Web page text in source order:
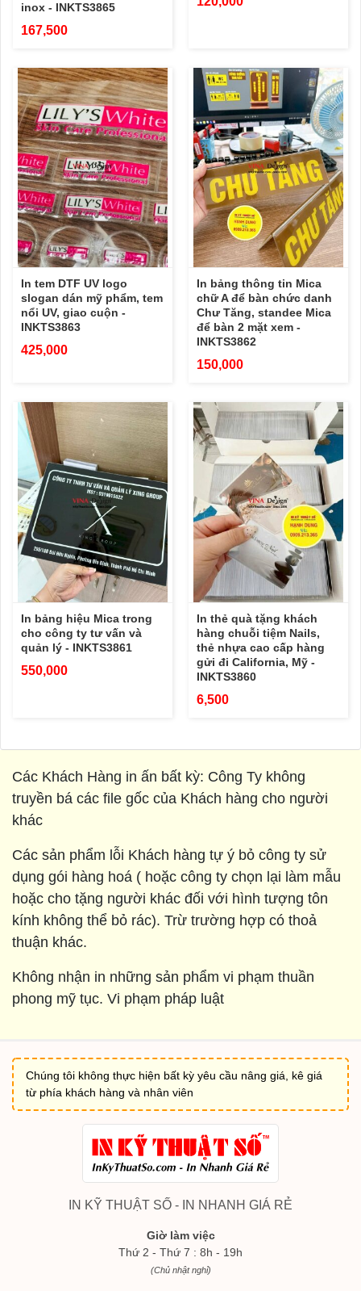
inox - INKTS3865
167,500
In tem DTF UV logo
slogan dán mỹ phẩm, tem
nổi UV, giao cuộn -
INKTS3863
425,000
In bảng thông tin Mica
chữ A để bàn chức danh
Chư Tăng, standee Mica
để bàn 2 mặt xem -
INKTS3862
150,000
In bảng hiệu Mica trong
cho công ty tư vấn và
quản lý - INKTS3861
550,000
In thẻ quà tặng khách
hàng chuỗi tiệm Nails,
thẻ nhựa cao cấp hàng
gửi đi California, Mỹ -
INKTS3860
6,500
Các Khách Hàng in ấn bất kỳ: Công Ty không
truyền bá các file gốc của Khách hàng cho người
khác
Các sản phẩm lỗi Khách hàng tự ý bỏ công ty sử
dụng gói hàng hoá ( hoặc công ty chọn lại làm mẫu
hoặc cho tặng người khác đối với hình tượng tôn
kính không thể bỏ rác). Trừ trường hợp có thoả
thuận khác.
Không nhận in những sản phẩm vi phạm thuần
phong mỹ tục. Vi phạm pháp luật
Chúng tôi không thực hiện bất kỳ yêu cầu nâng giá, kê giá
từ phía khách hàng và nhân viên
IN KỸ THUẬT SỐ - IN NHANH GIÁ RẺ
Giờ làm việc
Thứ 2 - Thứ 7 : 8h - 19h
(Chủ nhật nghỉ)